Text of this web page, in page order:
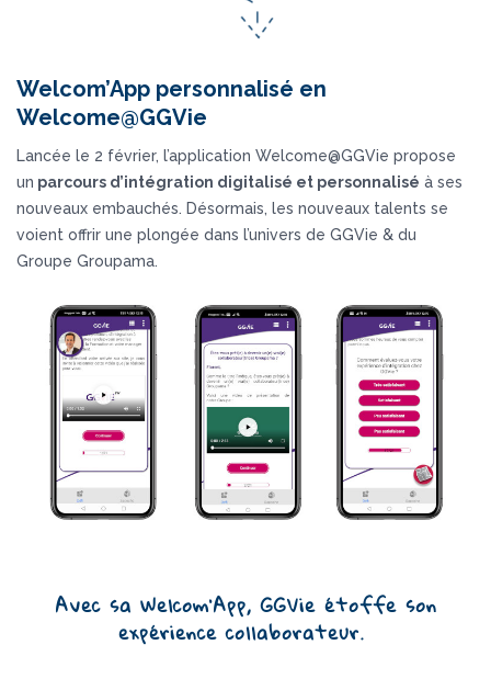
Welcom’App personnalisé en
Welcome@GGVie
Lancée le 2 février, l’application Welcome@GGVie propose
un parcours d’intégration digitalisé et personnalisé à ses
nouveaux embauchés. Désormais, les nouveaux talents se
voient offrir une plongée dans l’univers de GGVie & du
Groupe Groupama.
Avec sa Welcom’App, GGVie étoffe son
expérience collaborateur.